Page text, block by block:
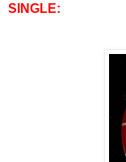
SINGLE: